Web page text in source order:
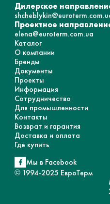
Дилерское
Проектное
elena@euroterm.com.ua
Каталог
О компании
Бренды
Документы
Проекты
Информация
Сотрудничество
Для промышленности
Контакты
Возврат и гарантия
Доставка и оплата
Где купить
Мы в Facebook
© 1994-2025 ЕвроТерм